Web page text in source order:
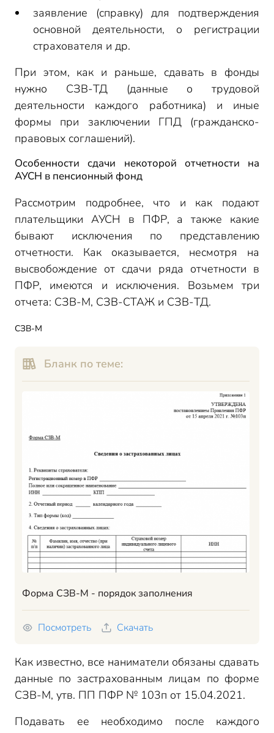
заявление (справку) для подтверждения
основной деятельности, о регистрации
страхователя и др.
При этом, как и раньше, сдавать в фонды
нужно СЗВ-ТД (данные о трудовой
деятельности каждого работника) и иные
формы при заключении ГПД (гражданско-
правовых соглашений).
Особенности сдачи некоторой отчетности на
АУСН в пенсионный фонд
Рассмотрим подробнее, что и как подают
плательщики АУСН в ПФР, а также какие
бывают исключения по представлению
отчетности. Как оказывается, несмотря на
высвобождение от сдачи ряда отчетности в
ПФР, имеются и исключения. Возьмем три
отчета: СЗВ-М, СЗВ-СТАЖ и СЗВ-ТД.
СЗВ-М
Бланк по теме:
Форма СЗВ-М - порядок заполнения
Посмотреть Скачать
Как известно, все наниматели обязаны сдавать
данные по застрахованным лицам по форме
СЗВ-М, утв. ПП ПФР № 103п от 15.04.2021.
Подавать ее необходимо после каждого